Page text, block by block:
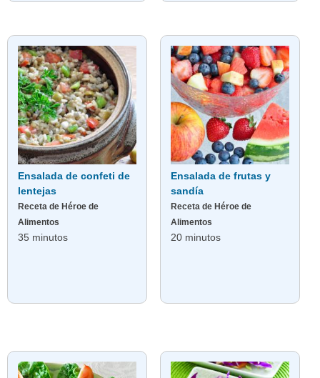
Ensalada de confeti de
lentejas
Receta de Héroe de
Alimentos
35 minutos
Ensalada de frutas y
sandía
Receta de Héroe de
Alimentos
20 minutos